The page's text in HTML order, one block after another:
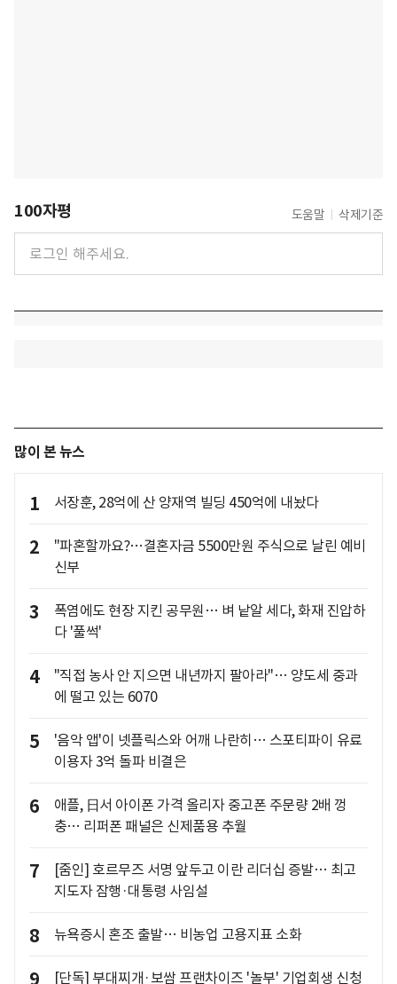
100자평 도움말 삭제기준
많이 본 뉴스
1 서장훈, 28억에 산 양재역 빌딩 450억에 내놨다
2
"파혼할까요?…결혼자금 5500만원 주식으로 날린 예비
신부
3
폭염에도 현장 지킨 공무원… 벼 낱알 세다, 화재 진압하
다 '풀썩'
4
"직접 농사 안 지으면 내년까지 팔아라"… 양도세 중과
에 떨고 있는 6070
5
'음악 앱'이 넷플릭스와 어깨 나란히… 스포티파이 유료
이용자 3억 돌파 비결은
6
애플, 日서 아이폰 가격 올리자 중고폰 주문량 2배 껑
충… 리퍼폰 패널은 신제품용 추월
7
[줌인] 호르무즈 서명 앞두고 이란 리더십 증발… 최고
지도자 잠행·대통령 사임설
8 뉴욕증시 혼조 출발… 비농업 고용지표 소화
[단독] 부대찌개·보쌈 프랜차이즈 '놀부' 기업회생 신청